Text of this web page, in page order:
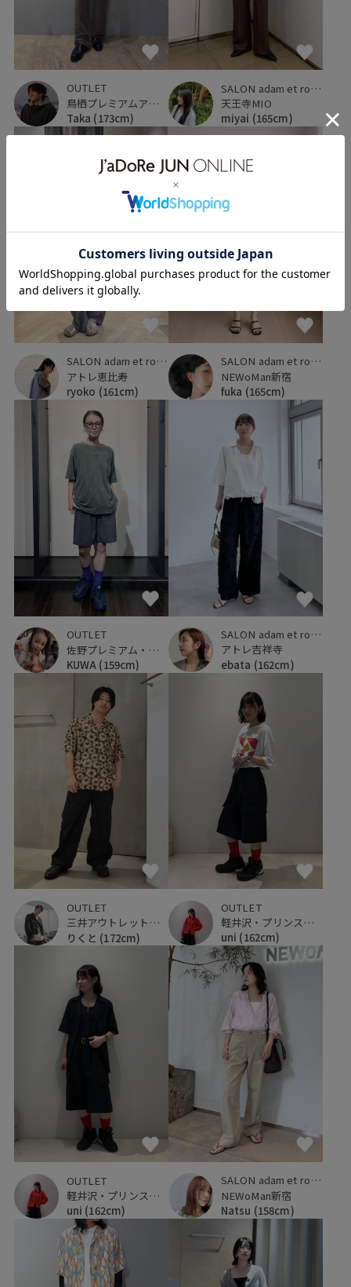
OUTLET
鳥栖プレミアムアウトレット
Taka (173cm)
SALON adam et ropé
天王寺MIO
miyai (165cm)
SALON adam et ropé
アトレ恵比寿
ryoko (161cm)
SALON adam et ropé
NEWoMan新宿
fuka (165cm)
OUTLET
佐野プレミアム・アウトレット
KUWA (159cm)
SALON adam et ropé
アトレ吉祥寺
ebata (162cm)
OUTLET
三井アウトレットパーク 横浜ベイサイド
りくと (172cm)
OUTLET
軽井沢・プリンスショッピングプラザ
uni (162cm)
OUTLET
軽井沢・プリンスショッピングプラザ
uni (162cm)
SALON adam et ropé
NEWoMan新宿
Natsu (158cm)